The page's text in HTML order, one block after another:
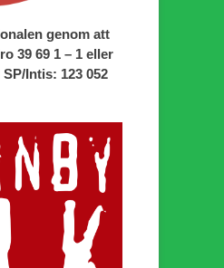
genom att
39 69 1 – 1 eller
Intis: 123 052